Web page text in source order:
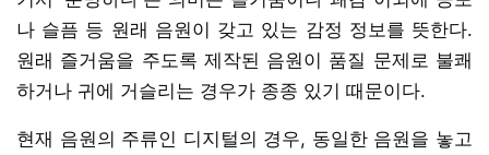
나 슬픔 등 원래 음원이 갖고 있는 감정 정보를 뜻한다.
원래 즐거움을 주도록 제작된 음원이 품질 문제로 불쾌
하거나 귀에 거슬리는 경우가 종종 있기 때문이다.
현재 음원의 주류인 디지털의 경우, 동일한 음원을 놓고